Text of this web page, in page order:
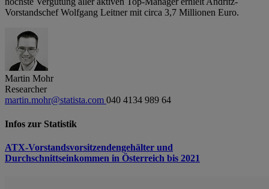
Vorstandschef Wolfgang Leitner mit circa 3,7 Millionen Euro.
Martin Mohr
Researcher
martin.mohr@statista.com 040 4134 989 64
Infos zur Statistik
ATX-Vorstandsvorsitzendengehälter und
Durchschnittseinkommen in Österreich bis 2021